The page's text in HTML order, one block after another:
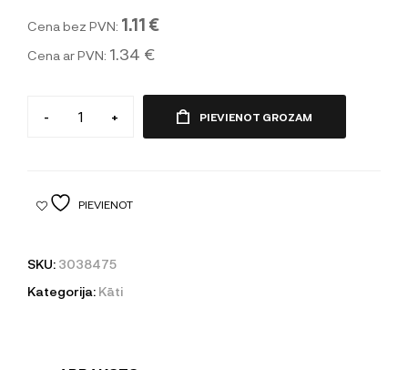
Cena bez PVN: 1.11 €
Cena ar PVN: 1.34 €
- + PIEVIENOT GROZAM
PIEVIENOT
SKU: 3038475
Kategorija: Kāti